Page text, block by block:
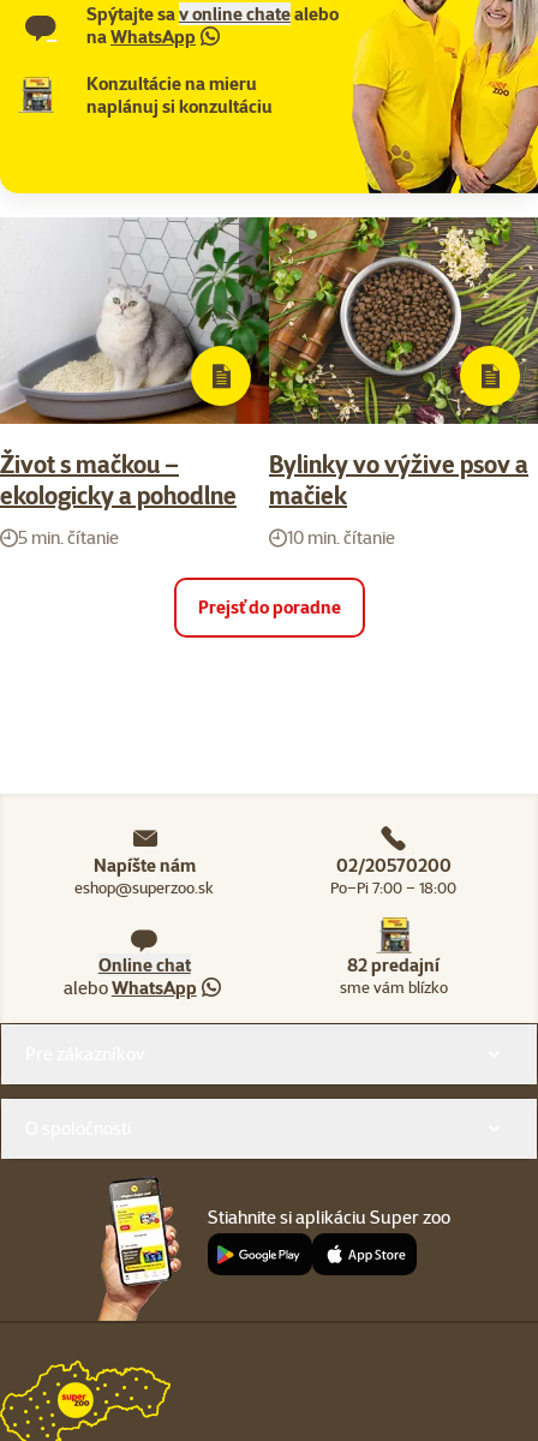
Spýtajte sav online chatealebo
naWhatsApp
Konzultácie na mieru
naplánuj si konzultáciu
Život s mačkou –
ekologicky a pohodlne
5 min. čítanie
Bylinky vo výžive psov a
mačiek
10 min. čítanie
Prejsť do poradne
Napíšte nám
eshop@superzoo.sk
02/20570200
Po–Pi 7:00 – 18:00
Online chat
aleboWhatsApp
82 predajní
sme vám blízko
Stiahnite si aplikáciu Super zoo